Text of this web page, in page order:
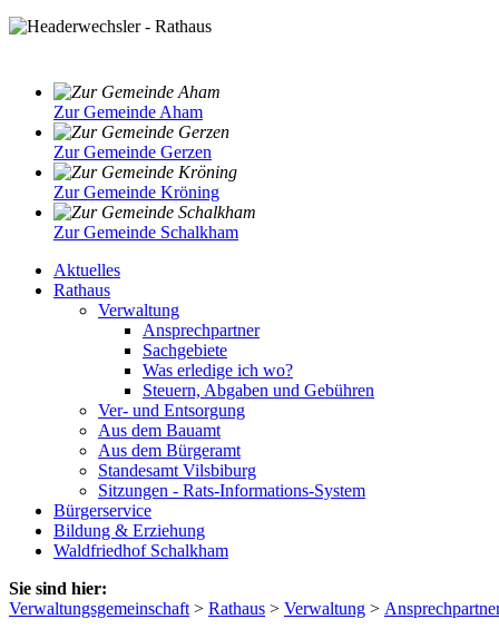
Zur Gemeinde Aham
Zur Gemeinde Gerzen
Zur Gemeinde Kröning
Zur Gemeinde Schalkham
Aktuelles
Rathaus
Verwaltung
Ansprechpartner
Sachgebiete
Was erledige ich wo?
Steuern, Abgaben und Gebühren
Ver- und Entsorgung
Aus dem Bauamt
Aus dem Bürgeramt
Standesamt Vilsbiburg
Sitzungen - Rats-Informations-System
Bürgerservice
Bildung & Erziehung
Waldfriedhof Schalkham
Sie sind hier:
Verwaltungsgemeinschaft > Rathaus > Verwaltung >